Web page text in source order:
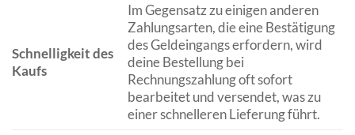
Schnelligkeit des
Kaufs
Im Gegensatz zu einigen anderen
Zahlungsarten, die eine Bestätigung
des Geldeingangs erfordern, wird
deine Bestellung bei
Rechnungszahlung oft sofort
bearbeitet und versendet, was zu
einer schnelleren Lieferung führt.